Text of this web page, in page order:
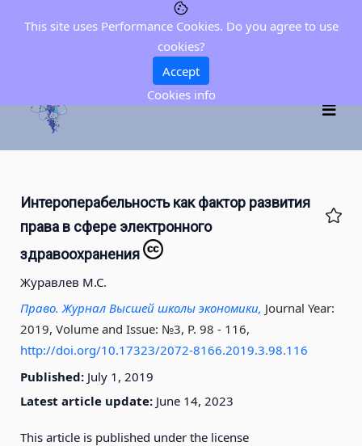
Интероперабельность как фактор развития
права в сфере электронного
здравоохранения
Журавлев М.С.
Право. Журнал Высшей школы экономики, Journal Year:
2019, Volume and Issue: №3, P. 98 - 116,
http://doi.org/10.17323/2072-8166.2019.3.98.116
Published: July 1, 2019
Latest article update: June 14, 2023
This article is published under the license
This site uses Performance Cookies. Do you agree to use
cookies?
Accept
Cookies info